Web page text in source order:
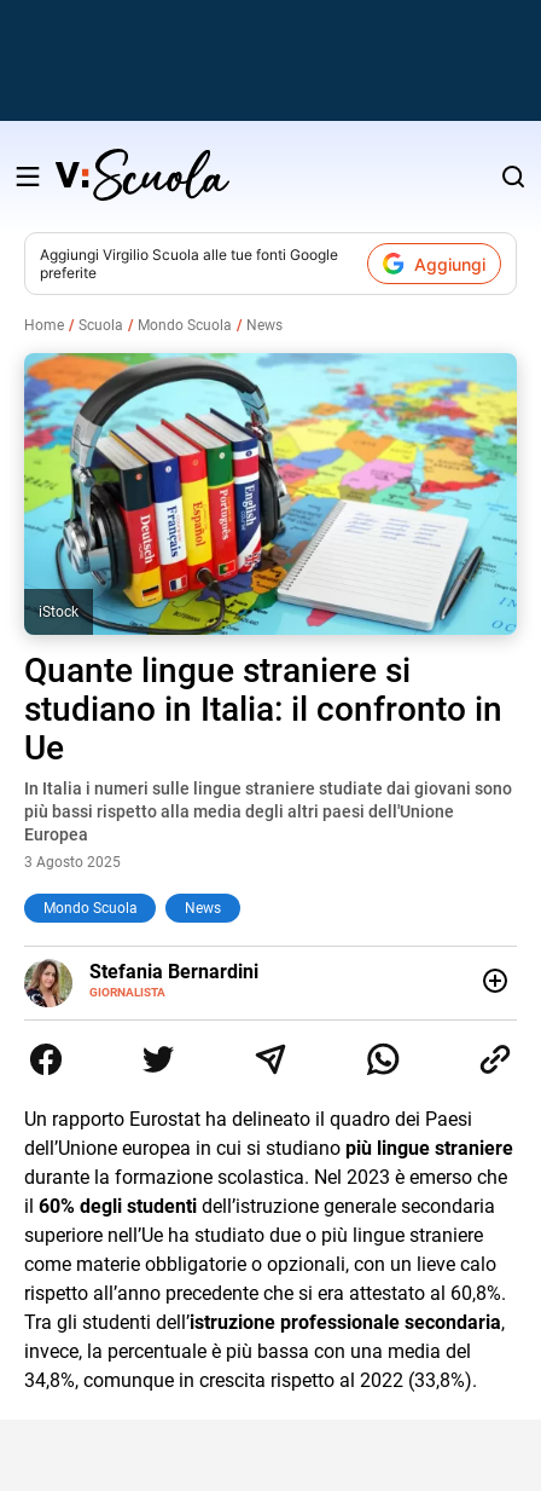
Salta
contenuto
Aggiungi Virgilio Scuola alle tue fonti Google
preferite
Aggiungi
Home Scuola Mondo Scuola News
iStock
Quante lingue straniere si
studiano in Italia: il confronto in
Ue
In Italia i numeri sulle lingue straniere studiate dai giovani sono
più bassi rispetto alla media degli altri paesi dell'Unione
Europea
3 Agosto 2025
Mondo Scuola News
Stefania Bernardini
GIORNALISTA
E-
MAIL
Tv di cronaca, politica, scuola, economia e spettacolo. Ha
esperienze nella redazione di testate giornalistiche online
Un rapporto Eurostat ha delineato il quadro dei Paesi
dell’Unione europea in cui si studiano più lingue straniere
durante la formazione scolastica. Nel 2023 è emerso che
il 60% degli studenti dell’istruzione generale secondaria
superiore nell’Ue ha studiato due o più lingue straniere
come materie obbligatorie o opzionali, con un lieve calo
rispetto all’anno precedente che si era attestato al 60,8%.
Tra gli studenti dell’istruzione professionale secondaria,
invece, la percentuale è più bassa con una media del
34,8%, comunque in crescita rispetto al 2022 (33,8%).